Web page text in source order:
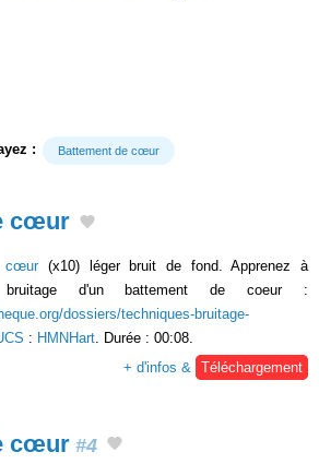
: Battement de cœur
cœur
cœur (x10) léger bruit de fond. Apprenez à
d'un battement de coeur :
dossiers/techniques-bruitage-
: HMNHart . Durée : 00:08.
+ d'infos &
Téléchargement
cœur #4